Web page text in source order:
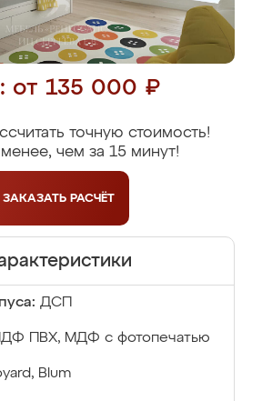
от 135 000 ₽
точную стоимость!
чем за 15 минут!
ЗАКАЗАТЬ РАСЧЁТ
ДСП
ПВХ, МДФ с фотопечатью
Blum